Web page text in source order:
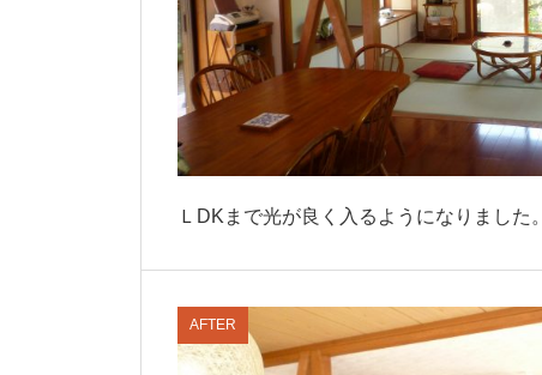
ＬDKまで光が良く入るようになりました。
AFTER